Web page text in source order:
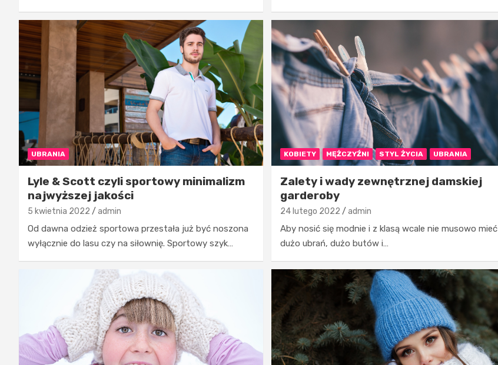
UBRANIA
Lyle & Scott czyli sportowy minimalizm
najwyższej jakości
5 kwietnia 2022 admin
Od dawna odzież sportowa przestała już być noszona
wyłącznie do lasu czy na siłownię. Sportowy szyk…
KOBIETY MĘŻCZYŹNI STYL ŻYCIA UBRANIA
Zalety i wady zewnętrznej damskiej
garderoby
24 lutego 2022 admin
Aby nosić się modnie i z klasą wcale nie musowo mieć
dużo ubrań, dużo butów i…